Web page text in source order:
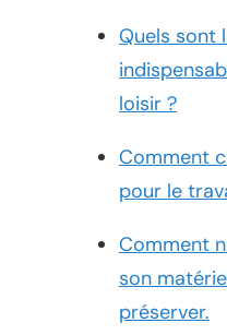
Quels sont
loisir ?
Comment
pour le
Comment
son
préserver.